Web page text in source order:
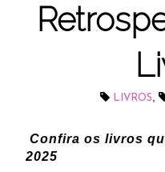
LIVROS,
Confira os livros
2025